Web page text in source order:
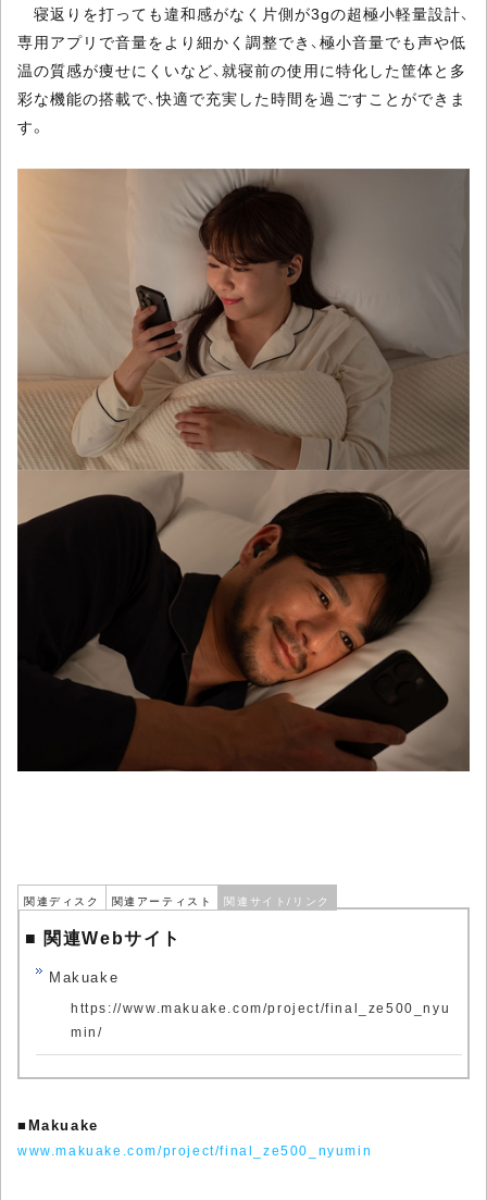
寝返りを打っても違和感がなく片側が3gの超極小軽量設計、
専用アプリで音量をより細かく調整でき、極小音量でも声や低
温の質感が痩せにくいなど、就寝前の使用に特化した筐体と多
彩な機能の搭載で、快適で充実した時間を過ごすことができま
す。
関連ディスク 関連アーティスト 関連サイト/リンク
■ 関連Webサイト
Makuake
https://www.makuake.com/project/final_ze500_nyu
min/
■Makuake
www.makuake.com/project/final_ze500_nyumin